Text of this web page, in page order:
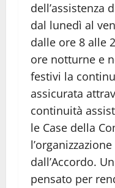
dell’assistenza
dal lunedì al
dalle ore 8 alle
ore notturne e
festivi la
assicurata
continuità
le Case della
dall’Accordo.
pensato per